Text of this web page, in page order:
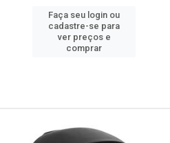
Faça seu login ou
cadastre-se para
ver preços e
comprar